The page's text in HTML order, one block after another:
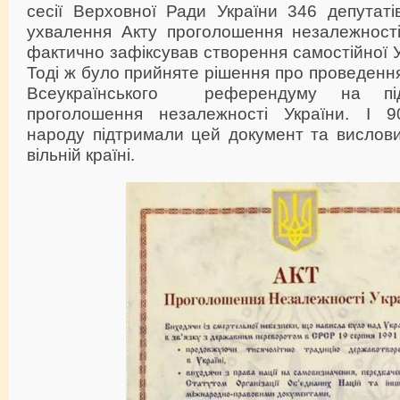
сесії Верховної Ради України 346
ухвалення Акту проголошення
фактично зафіксував створення самостійної
Тоді ж було прийняте рішення про
Всеукраїнського референдуму на
проголошення незалежності України. І
народу підтримали цей документ та
вільній країні.